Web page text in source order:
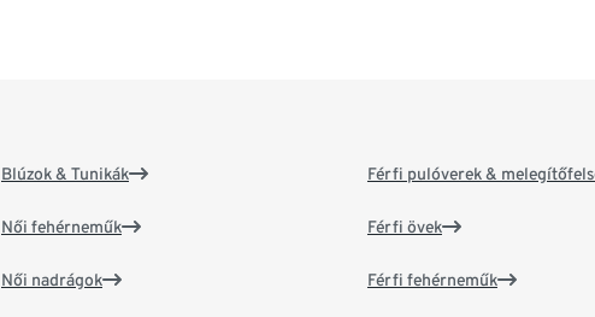
Blúzok & Tunikák
Női fehérneműk
Női nadrágok
Férfi pulóverek &
Férfi övek
Férfi fehérneműk